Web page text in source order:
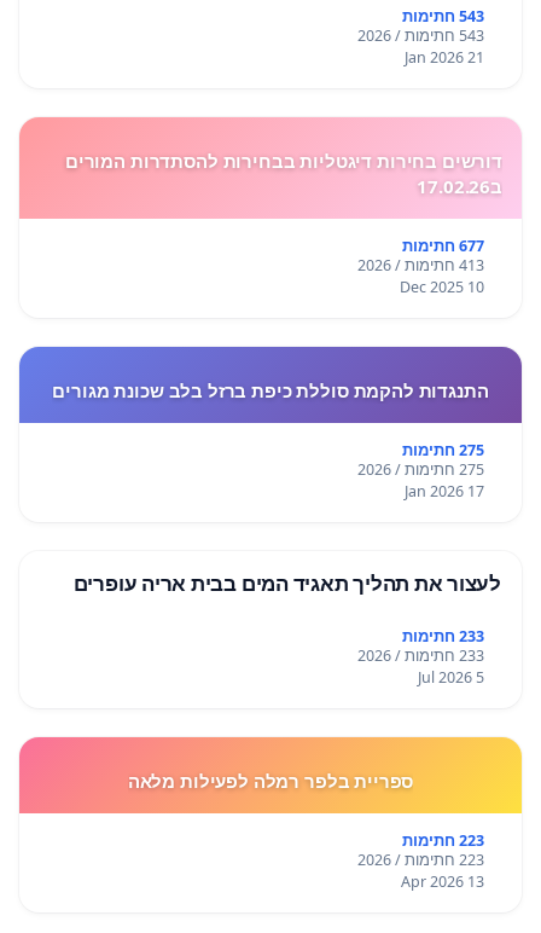
543 חתימות
543 חתימות / 2026
21 Jan 2026
דורשים בחירות דיגטליות בבחירות להסתדרות המורים
ב17.02.26
677 חתימות
413 חתימות / 2026
10 Dec 2025
התנגדות להקמת סוללת כיפת ברזל בלב שכונת מגורים
275 חתימות
275 חתימות / 2026
17 Jan 2026
לעצור את תהליך תאגיד המים בבית אריה עופרים
233 חתימות
233 חתימות / 2026
5 Jul 2026
ספריית בלפר רמלה לפעילות מלאה
223 חתימות
223 חתימות / 2026
13 Apr 2026